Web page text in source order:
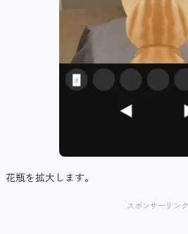
花瓶を拡大します。
スポンサーリンク